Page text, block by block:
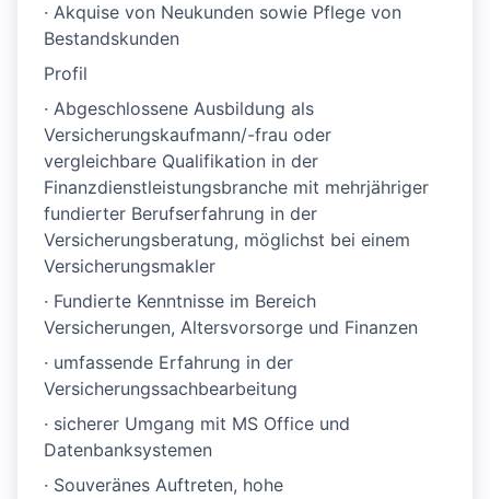
· Akquise von Neukunden sowie Pflege von
Bestandskunden
Profil
· Abgeschlossene Ausbildung als
Versicherungskaufmann/-frau oder
vergleichbare Qualifikation in der
Finanzdienstleistungsbranche mit mehrjähriger
fundierter Berufserfahrung in der
Versicherungsberatung, möglichst bei einem
Versicherungsmakler
· Fundierte Kenntnisse im Bereich
Versicherungen, Altersvorsorge und Finanzen
· umfassende Erfahrung in der
Versicherungssachbearbeitung
· sicherer Umgang mit MS Office und
Datenbanksystemen
· Souveränes Auftreten, hohe